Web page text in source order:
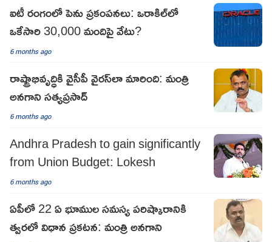
ఐటీ రంగంలో పెను ప్రకంపనలు: ఒరాకిల్‌లో
ఒకేసారి 30,000 మందిపై వేటు?
6 months ago
రాష్ట్రాభివృద్ధికి వైసీపీ వైరస్‌లా మారింది: మంత్రి
అనగాని సత్యప్రసాద్
6 months ago
Andhra Pradesh to gain significantly
from Union Budget: Lokesh
6 months ago
ఏపీలో 22 ఏ భూముల సమస్య పరిష్కారానికి
త్వరలో విధాన ప్రకటన: మంత్రి అనగాని